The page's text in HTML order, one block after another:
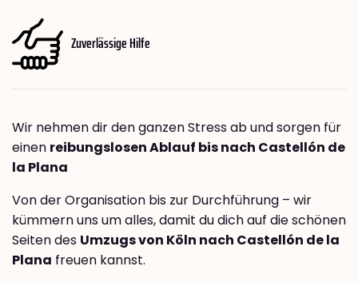
Zuverlässige Hilfe
Wir nehmen dir den ganzen Stress ab und sorgen für
einen reibungslosen Ablauf bis nach Castellón de
la Plana
Von der Organisation bis zur Durchführung – wir
kümmern uns um alles, damit du dich auf die schönen
Seiten des Umzugs von Köln nach Castellón de la
Plana freuen kannst.